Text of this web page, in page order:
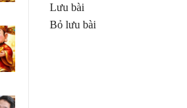
Lưu bài
Bỏ lưu bài